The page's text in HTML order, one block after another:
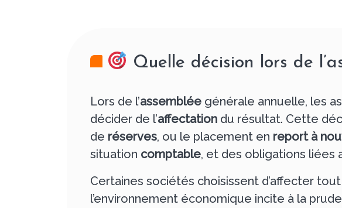
Quelle décision lors de
Lors de l’assemblée générale annuelle, les
décider de l’affectation du résultat. Cette
de réserves, ou le placement en report à
situation comptable, et des obligations liées
Certaines sociétés choisissent d’affecter
l’environnement économique incite à la